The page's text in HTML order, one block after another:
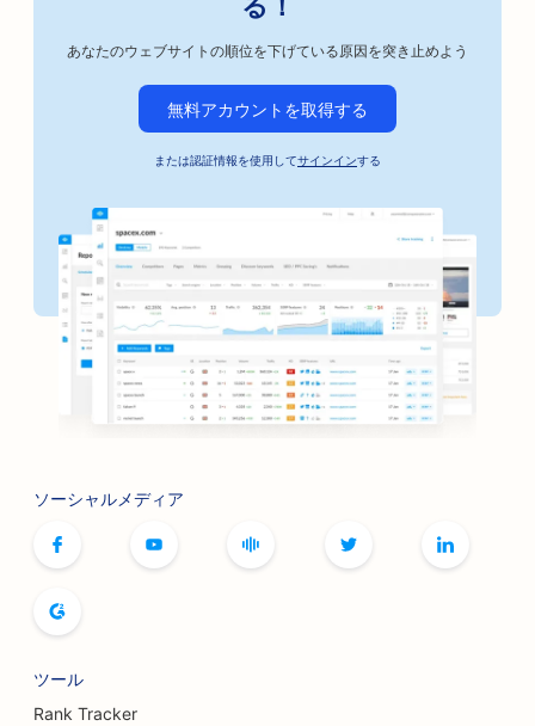
あなたのウェブサイトの順位を下げている原因を突き止めよう
無料アカウントを取得する
または認証情報を使用してサインインする
ソーシャルメディア
ツール
Rank Tracker